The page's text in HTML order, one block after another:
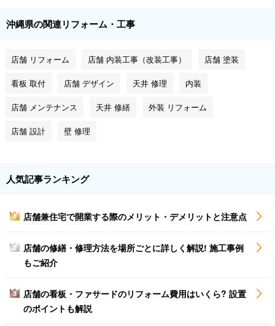
沖縄県の関連リフォーム・工事
店舗 リフォーム 店舗 内装工事（改装工事） 店舗 塗装
看板 取付 店舗 デザイン 天井 修理 内装
店舗 メンテナンス 天井 修繕 外装 リフォーム
店舗 設計 壁 修理
人気記事ランキング
1 店舗兼住宅で開業する際のメリット・デメリットと注意点
2
店舗の修繕・修理方法を場所ごとに詳しく解説! 施工事例
もご紹介
3
店舗の看板・ファサードのリフォーム費用はいくら? 設置
のポイントも解説